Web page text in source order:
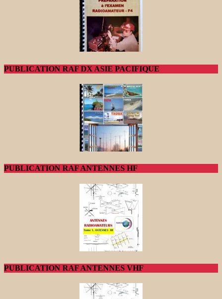
PUBLICATION RAF DX ASIE PACIFIQUE
PUBLICATION RAF ANTENNES HF
PUBLICATION RAF ANTENNES VHF